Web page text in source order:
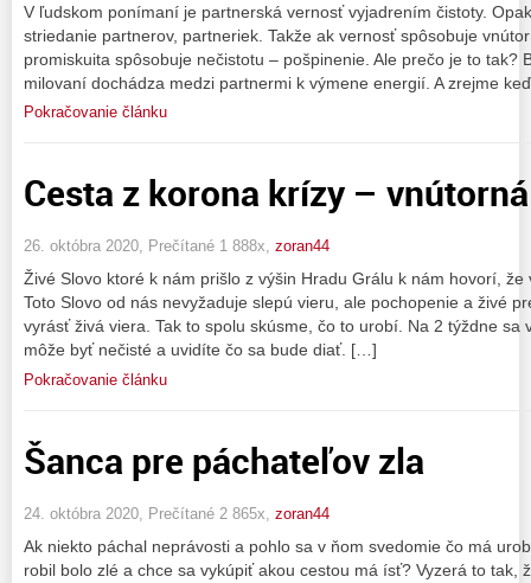
V ľudskom ponímaní je partnerská vernosť vyjadrením čistoty.
striedanie partnerov, partneriek. Takže ak vernosť spôsobuje
promiskuita spôsobuje nečistotu – pošpinenie. Ale prečo je to tak?
milovaní dochádza medzi partnermi k výmene energií. A zrejme
Pokračovanie článku
Cesta z korona krízy –
26. októbra 2020, Prečítané 1 888x, zoran44
Živé Slovo ktoré k nám prišlo z výšin Hradu Grálu k nám hovorí,
Toto Slovo od nás nevyžaduje slepú vieru, ale pochopenie a živé
vyrásť živá viera. Tak to spolu skúsme, čo to urobí. Na 2 týždne sa
môže byť nečisté a uvidíte čo sa bude diať. […]
Pokračovanie článku
Šanca pre páchateľov zla
24. októbra 2020, Prečítané 2 865x, zoran44
Ak niekto páchal neprávosti a pohlo sa v ňom svedomie čo má
robil bolo zlé a chce sa vykúpiť akou cestou má ísť? Vyzerá to tak,